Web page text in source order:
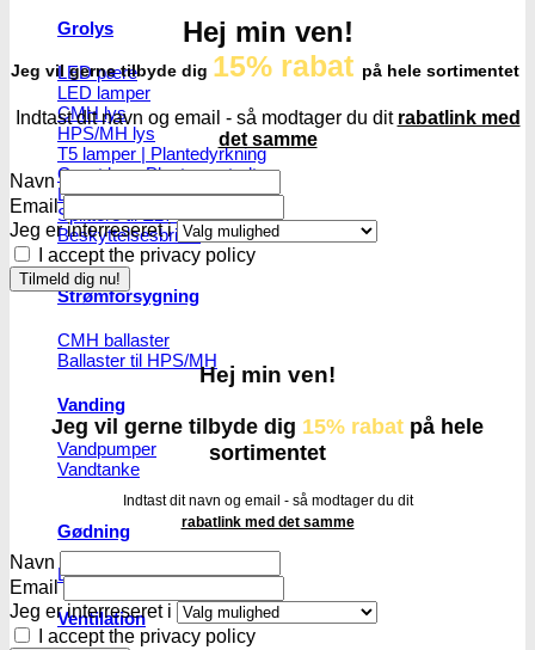
Grolys
LED pære
LED lamper
CMH lys
HPS/MH lys
T5 lamper | Plantedyrkning
Grønt lys - Plante neutralt
Lampeophæng
Splittere til E27 pærer
Beskyttelsesbriller
Strømforsygning
CMH ballaster
Ballaster til HPS/MH
Vanding
Vandpumper
Vandtanke
Gødning
Biobizz
Ventilation
Hej min ven!
Jeg vil gerne tilbyde dig 15% rabat på hele sortimentet
Indtast dit navn og email - så modtager du dit rabatlink med
det samme
Navn
Email
Jeg er interreseret i
I accept the privacy policy
Hej min ven!
Jeg vil gerne tilbyde dig 15% rabat på hele
sortimentet
Indtast dit navn og email - så modtager du dit
rabatlink med det samme
Navn
Email
Jeg er interreseret i
I accept the privacy policy